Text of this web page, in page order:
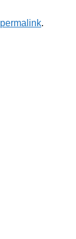
permalink.